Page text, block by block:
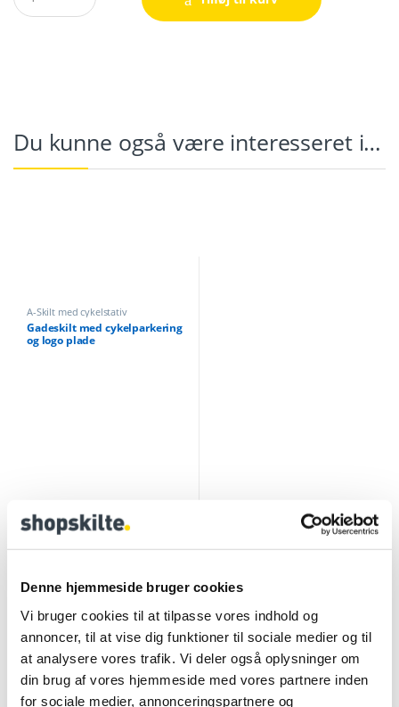
Denne hjemmeside bruger cookies
Vi bruger cookies til at tilpasse vores indhold og
annoncer, til at vise dig funktioner til sociale medier og til
at analysere vores trafik. Vi deler også oplysninger om
din brug af vores hjemmeside med vores partnere inden
for sociale medier, annonceringspartnere og
Du kunne også være interesseret i…
A-Skilt med cykelstativ
Gadeskilt med cykelparkering
og logo plade
DKK 1,342.00
Beskrivelse Specifikation